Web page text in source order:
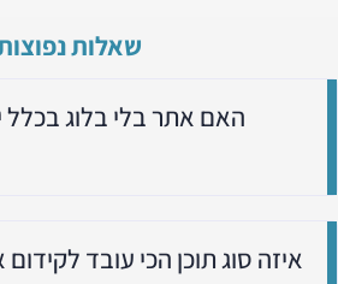
שאלות
האם אתר בלי בלוג בכלל
איזה סוג תוכן הכי עובד לקידום